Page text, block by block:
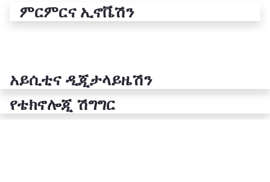
ምርምርና ኢኖቬሽን
አይሲቲና ዲጂታላይዜሽን
የቴክኖሎጂ ሽግግር